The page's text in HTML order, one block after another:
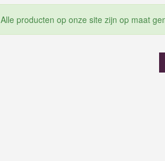
Alle producten op onze site zijn op maat